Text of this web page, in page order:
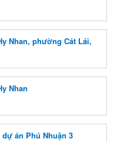
Nhan, phường Cát Lái,
Nhan
án Phú Nhuận 3